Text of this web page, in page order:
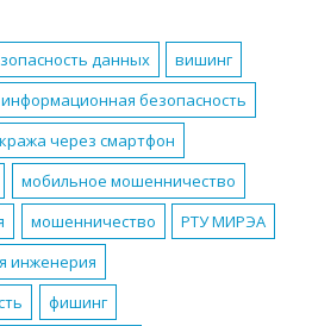
данных
вишинг
информационная безопасность
кража через смартфон
мобильное мошенничество
мошенничество
РТУ МИРЭА
инженерия
фишинг